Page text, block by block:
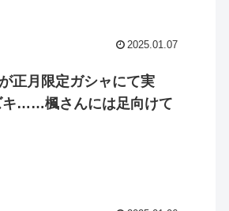
2025.01.07
正月限定ガシャにて実
キ……楓さんには足向けて